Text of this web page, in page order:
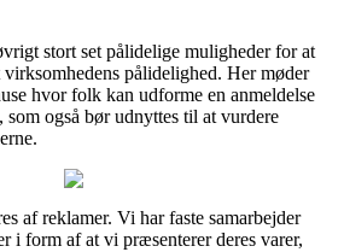
stort set pålidelige muligheder for at
pålidelighed. Her møder
hvor folk kan udforme en anmeldelse
som også bør udnyttes til at vurdere
af reklamer. Vi har faste samarbejder
i form af at vi præsenterer deres varer,